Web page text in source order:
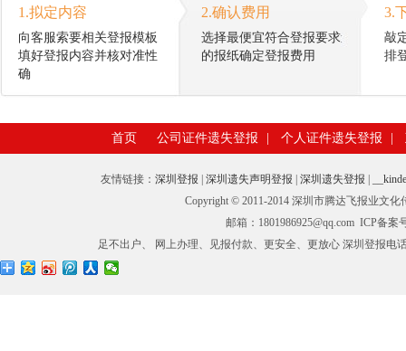
1.拟定内容
向客服索要相关登报模板
填好登报内容并核对准性
确
2.确认费用
选择最便宜符合登报要求
的报纸确定登报费用
3.
敲
排
首页 公司证件遗失登报 个人证件遗失登报
友情链接： 深圳登报 深圳遗失声明登报 深圳遗失登报
Copyright © 2011-2014 深圳市腾达飞报业文
邮箱：1801986925@qq.com ICP备案
足不出户、 网上办理、见报付款、更安全、更放心 深圳登报电